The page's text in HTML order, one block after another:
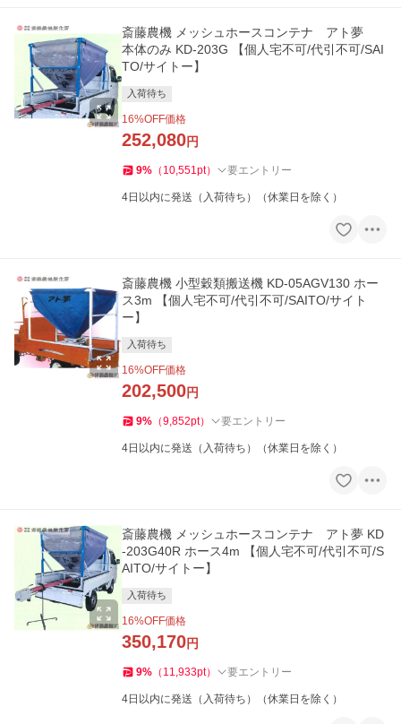
斎藤農機 メッシュホースコンテナ アト夢
本体のみ KD-203G 【個人宅不可/代引不可/SAI
TO/サイトー】
入荷待ち
16%OFF価格
252,080円
9% （ 10,551pt） 要エントリー
4日以内に発送（入荷待ち）（休業日を除く）
斎藤農機 小型穀類搬送機 KD-05AGV130 ホー
ス3m 【個人宅不可/代引不可/SAITO/サイト
ー】
入荷待ち
16%OFF価格
202,500円
9% （9,852pt） 要エントリー
4日以内に発送（入荷待ち）（休業日を除く）
斎藤農機 メッシュホースコンテナ アト夢 KD
-203G40R ホース4m 【個人宅不可/代引不可/S
AITO/サイトー】
入荷待ち
16%OFF価格
350,170円
9% （ 11,933pt） 要エントリー
4日以内に発送（入荷待ち）（休業日を除く）